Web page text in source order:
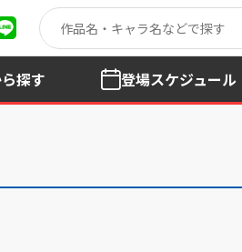
探す 登場スケジュール